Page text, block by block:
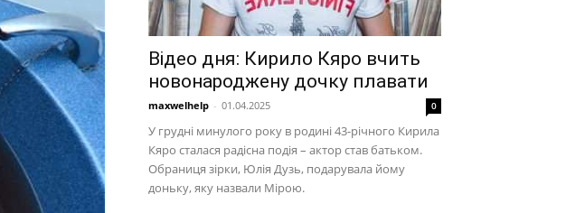
Відео дня: Кирило Кяро вчить
новонароджену дочку плавати
maxwelhelp - 01.04.2025 0
У грудні минулого року в родині 43-річного Кирила
Кяро сталася радісна подія – актор став батьком.
Обраниця зірки, Юлія Дузь, подарувала йому
доньку, яку назвали Мірою.